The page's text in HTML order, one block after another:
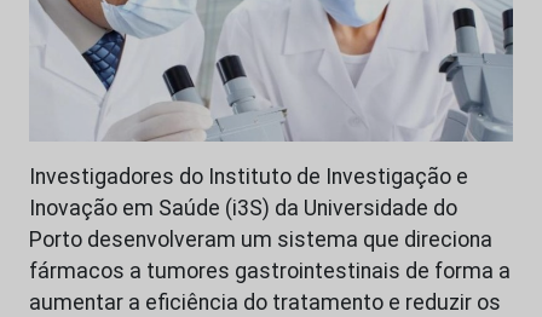
Investigadores do Instituto de Investigação e
Inovação em Saúde (i3S) da Universidade do
Porto desenvolveram um sistema que direciona
fármacos a tumores gastrointestinais de forma a
aumentar a eficiência do tratamento e reduzir os